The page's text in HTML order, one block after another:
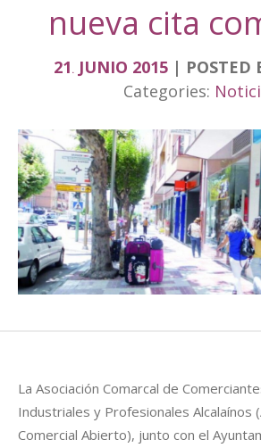
nueva cita
21 . JUNIO 2015 POSTED
Categories:
La Asociación Comarcal de
Industriales y Profesionales Alcalaínos
Comercial Abierto), junto con el